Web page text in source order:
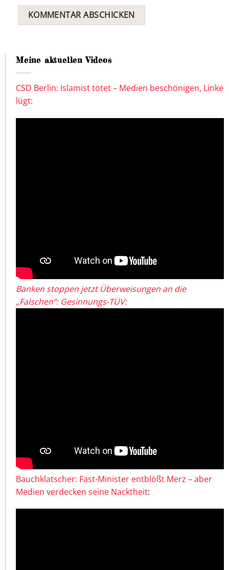
Meine aktuellen Videos
CSD Berlin: Islamist tötet – Medien beschönigen, Linke
lügt:
Banken stoppen jetzt Überweisungen an die
„Falschen“: Gesinnungs-TÜV:
Bauchklatscher: Fast-Minister entblößt Merz – aber
Medien verdecken seine Nacktheit: